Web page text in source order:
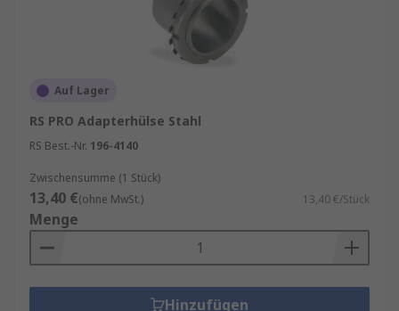
Auf Lager
RS PRO Adapterhülse Stahl
RS Best.-Nr. 196-4140
Zwischensumme (1 Stück)
13,40 €(ohne MwSt.) 13,40 €/Stück
Menge
Hinzufügen